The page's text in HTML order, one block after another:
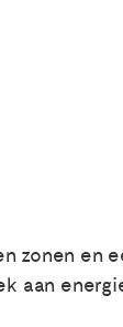
zonen en
aan